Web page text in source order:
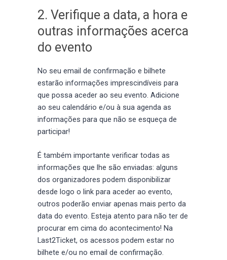
2. Verifique a data, a hora e
outras informações acerca
do evento
No seu email de confirmação e bilhete
estarão informações imprescindíveis para
que possa aceder ao seu evento. Adicione
ao seu calendário e/ou à sua agenda as
informações para que não se esqueça de
participar!
É também importante verificar todas as
informações que lhe são enviadas: alguns
dos organizadores podem disponibilizar
desde logo o link para aceder ao evento,
outros poderão enviar apenas mais perto da
data do evento. Esteja atento para não ter de
procurar em cima do acontecimento! Na
Last2Ticket, os acessos podem estar no
bilhete e/ou no email de confirmação.